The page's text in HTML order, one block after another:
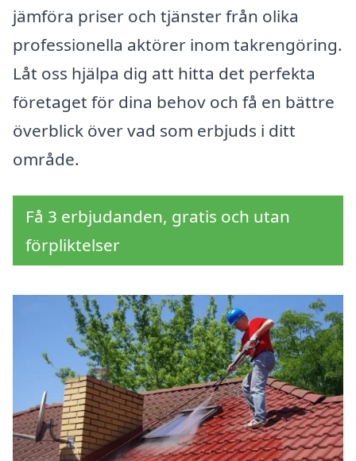
jämföra priser och tjänster från olika
professionella aktörer inom takrengöring.
Låt oss hjälpa dig att hitta det perfekta
företaget för dina behov och få en bättre
överblick över vad som erbjuds i ditt
område.
Få 3 erbjudanden, gratis och utan
förpliktelser